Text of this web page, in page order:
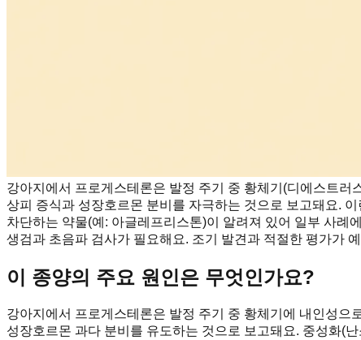
강아지에서 프로게스테론은 발정 주기 중 황체기(디에스트
상피 증식과 성장호르몬 분비를 자극하는 것으로 보고돼요.
차단하는 약물(예: 아글레프리스톤)이 알려져 있어 일부 사례
생검과 초음파 검사가 필요해요. 조기 발견과 적절한 평가가
이 종양의 주요 원인은 무엇인가요?
강아지에서 프로게스테론은 발정 주기 중 황체기에 내인성
성장호르몬 과다 분비를 유도하는 것으로 보고돼요. 중성화(